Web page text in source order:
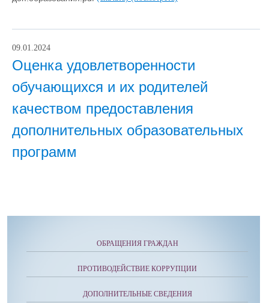
09.01.2024
Оценка удовлетворенности
обучающихся и их родителей
качеством предоставления
дополнительных образовательных
программ
ОБРАЩЕНИЯ ГРАЖДАН
ПРОТИВОДЕЙСТВИЕ КОРРУПЦИИ
ДОПОЛНИТЕЛЬНЫЕ СВЕДЕНИЯ